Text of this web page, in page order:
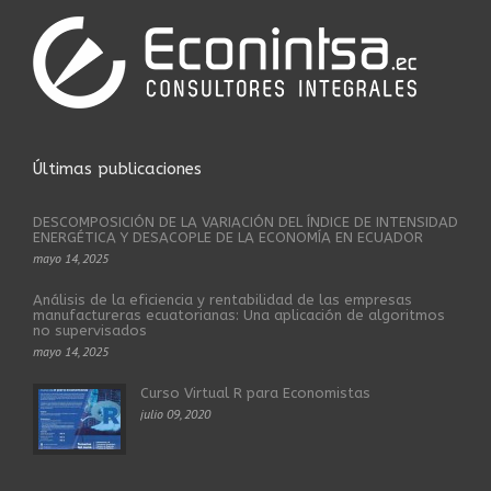
Últimas publicaciones
DESCOMPOSICIÓN DE LA VARIACIÓN DEL ÍNDICE DE INTENSIDAD
ENERGÉTICA Y DESACOPLE DE LA ECONOMÍA EN ECUADOR
mayo 14, 2025
Análisis de la eficiencia y rentabilidad de las empresas
manufactureras ecuatorianas: Una aplicación de algoritmos
no supervisados
mayo 14, 2025
Curso Virtual R para Economistas
julio 09, 2020